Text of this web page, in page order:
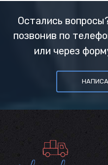
Остались
позвонив по
или через